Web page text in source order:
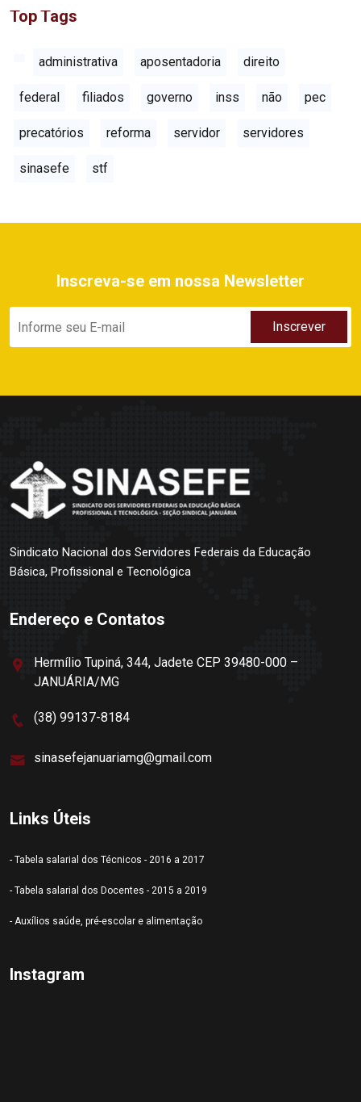
Top Tags
administrativa aposentadoria direito
federal filiados governo inss não pec
precatórios reforma servidor servidores
sinasefe stf
Inscreva-se em nossa Newsletter
Sindicato Nacional dos Servidores Federais da Educação
Básica, Profissional e Tecnológica
Endereço e Contatos
Hermílio Tupiná, 344, Jadete CEP 39480-000 –
JANUÁRIA/MG
(38) 99137-8184
sinasefejanuariamg@gmail.com
Links Úteis
- Tabela salarial dos Técnicos - 2016 a 2017
- Tabela salarial dos Docentes - 2015 a 2019
- Auxílios saúde, pré-escolar e alimentação
Instagram